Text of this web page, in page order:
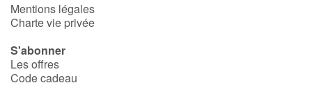
Les animaux
Voyage, épopée, enquête, aventure
Mentions légales
Charte vie privée
S'abonner
Les offres
Code cadeau